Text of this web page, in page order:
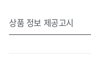
상품 정보 제공고시